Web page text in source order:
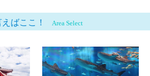
ばここ！ Area Select
那覇・南部エリアページへ